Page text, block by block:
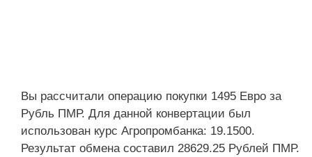
Вы рассчитали операцию покупки 1495 Евро за
Рубль ПМР. Для данной конвертации был
использован курс Агропромбанка: 19.1500.
Результат обмена составил 28629.25 Рублей ПМР.